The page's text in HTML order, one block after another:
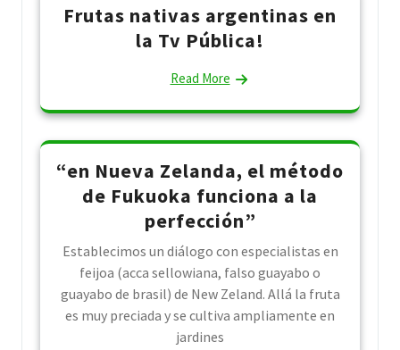
Frutas nativas argentinas en
la Tv Pública!
Read More
“en Nueva Zelanda, el método
de Fukuoka funciona a la
perfección”
Establecimos un diálogo con especialistas en
feijoa (acca sellowiana, falso guayabo o
guayabo de brasil) de New Zeland. Allá la fruta
es muy preciada y se cultiva ampliamente en
jardines